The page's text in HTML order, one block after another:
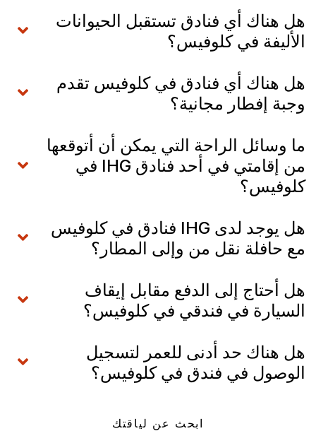
هل هناك أي فنادق تستقبل الحيوانات
الأليفة في كلوفيس؟
هل هناك أي فنادق في كلوفيس تقدم
وجبة إفطار مجانية؟
ما وسائل الراحة التي يمكن أن أتوقعها
من إقامتي في أحد فنادق IHG في
كلوفيس؟
هل يوجد لدى IHG فنادق في كلوفيس
مع حافلة نقل من وإلى المطار؟
هل أحتاج إلى الدفع مقابل إيقاف
السيارة في فندقي في كلوفيس؟
هل هناك حد أدنى للعمر لتسجيل
الوصول في فندق في كلوفيس؟
ابحث عن لياقتك